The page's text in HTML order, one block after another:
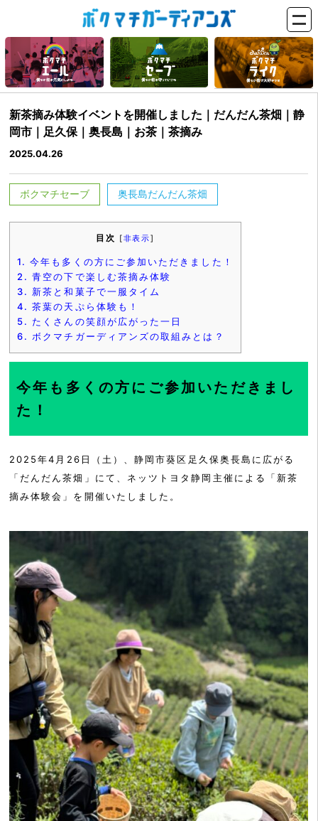
新茶摘み体験イベントを開催しました｜だんだん茶畑｜静
岡市｜足久保｜奥長島｜お茶｜茶摘み
2025.04.26
ボクマチセーブ 奥長島だんだん茶畑
目次 [非表示]
1. 今年も多くの方にご参加いただきました！
2. 青空の下で楽しむ茶摘み体験
3. 新茶と和菓子で一服タイム
4. 茶葉の天ぷら体験も！
5. たくさんの笑顔が広がった一日
6. ボクマチガーディアンズの取組みとは？
今年も多くの方にご参加いただきまし
た！
2025年4月26日（土）、静岡市葵区足久保奥長島に広がる
「だんだん茶畑」にて、ネッツトヨタ静岡主催による「新茶
摘み体験会」を開催いたしました。